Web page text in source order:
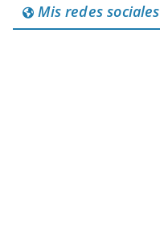
Mis redes sociales